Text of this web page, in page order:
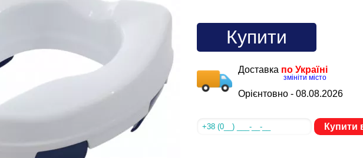
Купити
Доставка по Україні
змініти місто
Орієнтовно - 08.08.2026
Купити